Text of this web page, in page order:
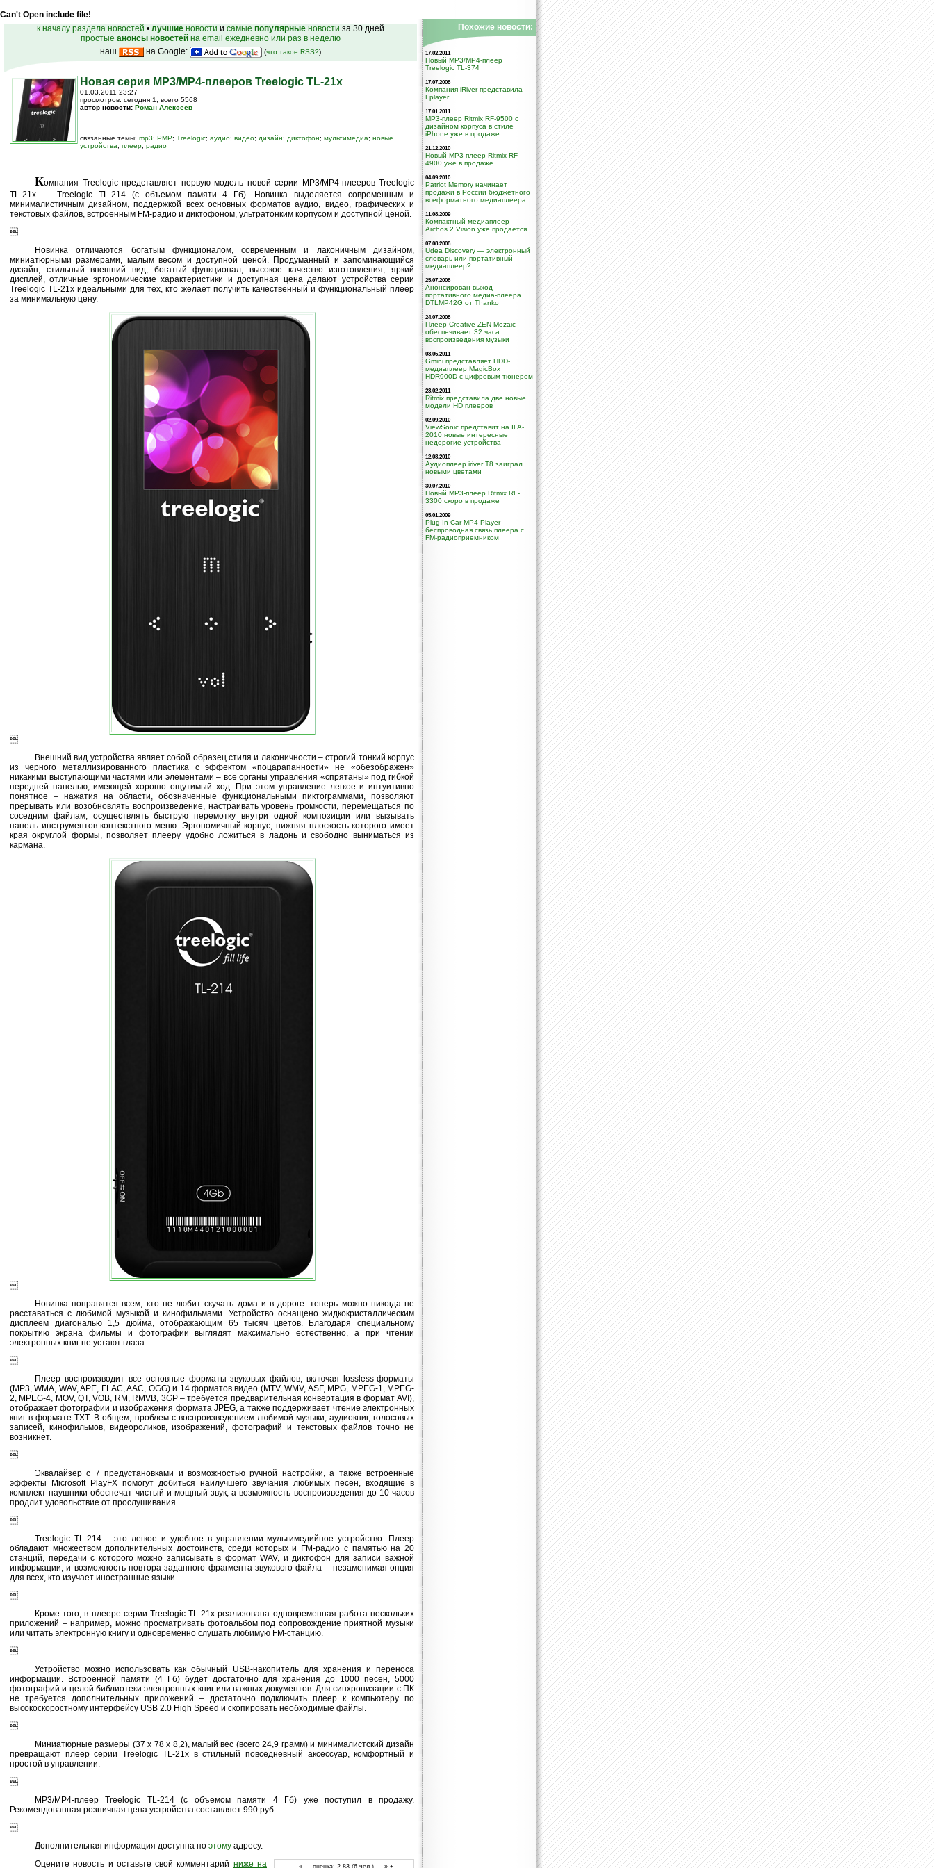
Can't Open include file!
к началу раздела новостей • лучшие новости и самые популярные новости за 30 дней
простые анонсы новостей на email ежедневно или раз в неделю
наш
на Google: (что такое RSS?)
Новая серия MP3/MP4-плееров Treelogic TL-21x
01.03.2011 23:27
просмотров: сегодня 1, всего 5568
автор новости: Роман Алексеев
связанные темы: mp3; PMP; Treelogic; аудио; видео; дизайн; диктофон; мультимедиа; новые
устройства; плеер; радио
Компания Treelogic представляет первую модель новой серии MP3/MP4-плееров Treelogic
TL-21x — Treelogic TL-214 (с объемом памяти 4 Гб). Новинка выделяется современным и
минималистичным дизайном, поддержкой всех основных форматов аудио, видео, графических и
текстовых файлов, встроенным FM-радио и диктофоном, ультратонким корпусом и доступной ценой.

Новинка отличаются богатым функционалом, современным и лаконичным дизайном,
миниатюрными размерами, малым весом и доступной ценой. Продуманный и запоминающийся
дизайн, стильный внешний вид, богатый функционал, высокое качество изготовления, яркий
дисплей, отличные эргономические характеристики и доступная цена делают устройства серии
Treelogic TL-21x идеальными для тех, кто желает получить качественный и функциональный плеер
за минимальную цену.

Внешний вид устройства являет собой образец стиля и лаконичности – строгий тонкий корпус
из черного металлизированного пластика с эффектом «поцарапанности» не «обезображен»
никакими выступающими частями или элементами – все органы управления «спрятаны» под гибкой
передней панелью, имеющей хорошо ощутимый ход. При этом управление легкое и интуитивно
понятное – нажатия на области, обозначенные функциональными пиктограммами, позволяют
прерывать или возобновлять воспроизведение, настраивать уровень громкости, перемещаться по
соседним файлам, осуществлять быструю перемотку внутри одной композиции или вызывать
панель инструментов контекстного меню. Эргономичный корпус, нижняя плоскость которого имеет
края округлой формы, позволяет плееру удобно ложиться в ладонь и свободно выниматься из
кармана.

Новинка понравятся всем, кто не любит скучать дома и в дороге: теперь можно никогда не
расставаться с любимой музыкой и кинофильмами. Устройство оснащено жидкокристаллическим
дисплеем диагональю 1,5 дюйма, отображающим 65 тысяч цветов. Благодаря специальному
покрытию экрана фильмы и фотографии выглядят максимально естественно, а при чтении
электронных книг не устают глаза.

Плеер воспроизводит все основные форматы звуковых файлов, включая lossless-форматы
(MP3, WMA, WAV, APE, FLAC, AAC, OGG) и 14 форматов видео (MTV, WMV, ASF, MPG, MPEG-1, MPEG-
2, MPEG-4, MOV, QT, VOB, RM, RMVB, 3GP – требуется предварительная конвертация в формат AVI),
отображает фотографии и изображения формата JPEG, а также поддерживает чтение электронных
книг в формате TXT. В общем, проблем с воспроизведением любимой музыки, аудиокниг, голосовых
записей, кинофильмов, видеороликов, изображений, фотографий и текстовых файлов точно не
возникнет.

Эквалайзер с 7 предустановками и возможностью ручной настройки, а также встроенные
эффекты Microsoft PlayFX помогут добиться наилучшего звучания любимых песен, входящие в
комплект наушники обеспечат чистый и мощный звук, а возможность воспроизведения до 10 часов
продлит удовольствие от прослушивания.

Treelogic TL-214 – это легкое и удобное в управлении мультимедийное устройство. Плеер
обладают множеством дополнительных достоинств, среди которых и FM-радио с памятью на 20
станций, передачи с которого можно записывать в формат WAV, и диктофон для записи важной
информации, и возможность повтора заданного фрагмента звукового файла – незаменимая опция
для всех, кто изучает иностранные языки.

Кроме того, в плеере серии Treelogic TL-21x реализована одновременная работа нескольких
приложений – например, можно просматривать фотоальбом под сопровождение приятной музыки
или читать электронную книгу и одновременно слушать любимую FM-станцию.

Устройство можно использовать как обычный USB-накопитель для хранения и переноса
информации. Встроенной памяти (4 Гб) будет достаточно для хранения до 1000 песен, 5000
фотографий и целой библиотеки электронных книг или важных документов. Для синхронизации с ПК
не требуется дополнительных приложений – достаточно подключить плеер к компьютеру по
высокоскоростному интерфейсу USB 2.0 High Speed и скопировать необходимые файлы.

Миниатюрные размеры (37 x 78 x 8,2), малый вес (всего 24,9 грамм) и минималистский дизайн
превращают плеер серии Treelogic TL-21x в стильный повседневный аксессуар, комфортный и
простой в управлении.

MP3/MP4-плеер Treelogic TL-214 (с объемом памяти 4 Гб) уже поступил в продажу.
Рекомендованная розничная цена устройства составляет 990 руб.

Дополнительная информация доступна по этому адресу.
- « оценка: 2.83 (6 чел.) » +
Оцените новость и оставьте свой комментарий ниже на
Похожие новости:
17.02.2011
Новый MP3/MP4-плеер
Treelogic TL-374
17.07.2008
Компания iRiver представила
Lplayer
17.01.2011
MP3-плеер Ritmix RF-9500 с
дизайном корпуса в стиле
iPhone уже в продаже
21.12.2010
Новый MP3-плеер Ritmix RF-
4900 уже в продаже
04.09.2010
Patriot Memory начинает
продажи в России бюджетного
всеформатного медиаплеера
11.08.2009
Компактный медиаплеер
Archos 2 Vision уже продаётся
07.08.2008
Udea Discovery — электронный
словарь или портативный
медиаплеер?
25.07.2008
Анонсирован выход
портативного медиа-плеера
DTLMP42G от Thanko
24.07.2008
Плеер Creative ZEN Mozaic
обеспечивает 32 часа
воспроизведения музыки
03.06.2011
Gmini представляет HDD-
медиаплеер MagicBox
HDR900D с цифровым тюнером
23.02.2011
Ritmix представила две новые
модели HD плееров
02.09.2010
ViewSonic представит на IFA-
2010 новые интересные
недорогие устройства
12.08.2010
Аудиоплеер iriver T8 заиграл
новыми цветами
30.07.2010
Новый MP3-плеер Ritmix RF-
3300 скоро в продаже
05.01.2009
Plug-In Car MP4 Player —
беспроводная связь плеера с
FM-радиоприемником